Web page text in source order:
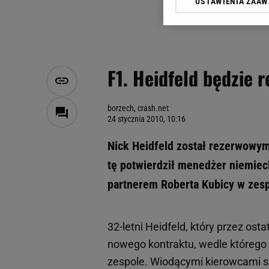
F1. Heidfeld będzie
borzech, crash.net
24 stycznia 2010, 10:16
Nick Heidfeld został
tę potwierdził menedżer
partnerem Roberta Kubicy w
32-letni Heidfeld, który przez
nowego kontraktu, wedle
zespole. Wiodącymi kierowcami
Klikając „Akceptuję”
Zaufanych Partnerów i
My, nasi Zaufani
Użycie dokładnych
badnie odbiorców i